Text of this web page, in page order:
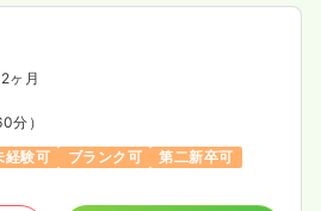
ヶ月
分）
経験可 ブランク可
第二新卒可